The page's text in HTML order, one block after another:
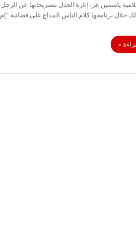
ياسمين عز، إثارة الجدل بتصريحاتها عن الرجل
خلال برنامجها كلام الناس المذاع على فضائية “إم
»